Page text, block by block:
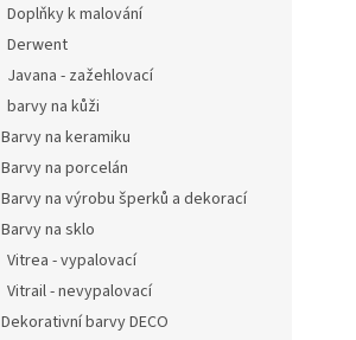
Doplňky k malování
Derwent
Javana - zažehlovací
barvy na kůži
Barvy na keramiku
Barvy na porcelán
Barvy na výrobu šperků a dekorací
Barvy na sklo
Vitrea - vypalovací
Vitrail - nevypalovací
Dekorativní barvy DECO